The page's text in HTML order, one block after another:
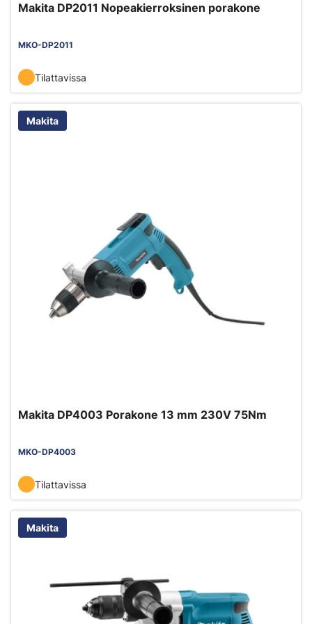
Makita DP2011 Nopeakierroksinen porakone
MKO-DP2011
Tilattavissa
Makita
Makita DP4003 Porakone 13 mm 230V 75Nm
MKO-DP4003
Tilattavissa
Makita